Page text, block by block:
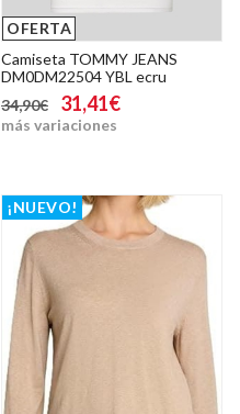
OFERTA
Camiseta TOMMY JEANS
DM0DM22504 YBL ecru
34,90€
31,41€
más variaciones
¡NUEVO!